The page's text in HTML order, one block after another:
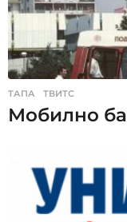
ТАПА ,ТВИТС
Мобилно